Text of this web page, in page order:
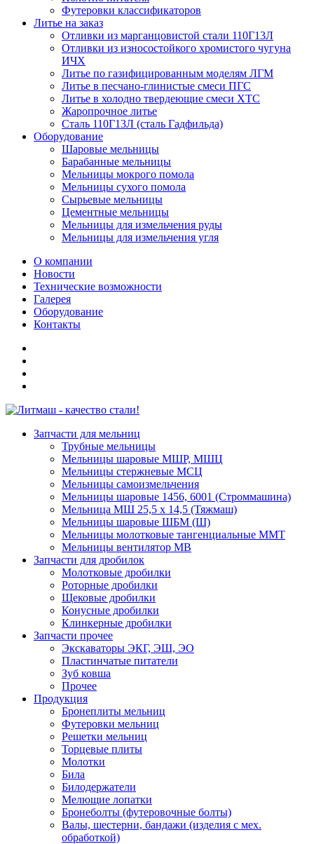
Футеровки классификаторов
Литье на заказ
Отливки из марганцовистой стали 110Г13Л
Отливки из износостойкого хромистого чугуна
ИЧХ
Литье по газифицированным моделям ЛГМ
Литье в песчано-глинистые смеси ПГС
Литье в холодно твердеющие смеси ХТС
Жаропрочное литье
Сталь 110Г13Л (сталь Гадфильда)
Оборудование
Шаровые мельницы
Барабанные мельницы
Мельницы мокрого помола
Мельницы сухого помола
Сырьевые мельницы
Цементные мельницы
Мельницы для измельчения руды
Мельницы для измельчения угля
О компании
Новости
Технические возможности
Галерея
Оборудование
Контакты
Запчасти для мельниц
Трубные мельницы
Мельницы шаровые МШР, МШЦ
Мельницы стержневые МСЦ
Мельницы самоизмельчения
Мельницы шаровые 1456, 6001 (Строммашина)
Мельница МШ 25,5 х 14,5 (Тяжмаш)
Мельницы шаровые ШБМ (Ш)
Мельницы молотковые тангенциальные ММТ
Мельницы вентилятор МВ
Запчасти для дробилок
Молотковые дробилки
Роторные дробилки
Щековые дробилки
Конусные дробилки
Клинкерные дробилки
Запчасти прочее
Экскаваторы ЭКГ, ЭШ, ЭО
Пластинчатые питатели
Зуб ковша
Прочее
Продукция
Бронеплиты мельниц
Футеровки мельниц
Решетки мельниц
Торцевые плиты
Молотки
Била
Билодержатели
Мелющие лопатки
Бронеболты (футеровочные болты)
Валы, шестерни, бандажи (изделия с мех.
обработкой)